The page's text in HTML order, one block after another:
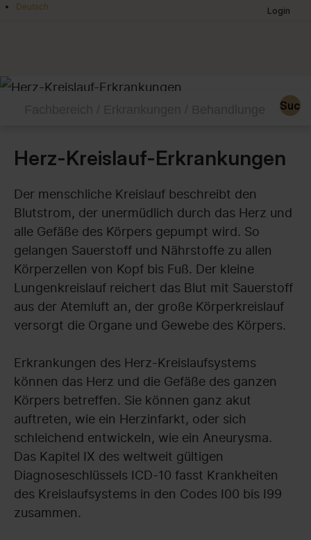
Deutsch Login
the
Herz-Kreislauf-Erkrankungen
Der menschliche Kreislauf beschreibt den
Blutstrom, der unermüdlich durch das Herz und
alle Gefäße des Körpers gepumpt wird. So
gelangen Sauerstoff und Nährstoffe zu allen
Körperzellen von Kopf bis Fuß. Der kleine
Lungenkreislauf reichert das Blut mit Sauerstoff
aus der Atemluft an, der große Körperkreislauf
versorgt die Organe und Gewebe des Körpers.
Erkrankungen des Herz-Kreislaufsystems
können das Herz und die Gefäße des ganzen
Körpers betreffen. Sie können ganz akut
auftreten, wie ein Herzinfarkt, oder sich
schleichend entwickeln, wie ein Aneurysma.
Das Kapitel IX des weltweit gültigen
Diagnoseschlüssels ICD-10 fasst Krankheiten
des Kreislaufsystems in den Codes I00 bis I99
zusammen.